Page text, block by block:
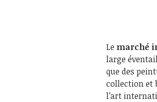
Le marché
large
que des
collection et
l’art